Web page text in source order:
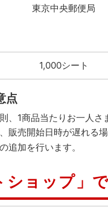
東京中央郵便局
1,000シート
点
、1商品当たりお一人さ
販売開始日時が遅れる
追加を行います。
ショップ」